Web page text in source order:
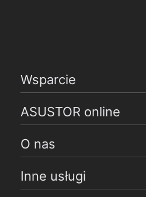
Wsparcie
ASUSTOR online
O nas
Inne usługi